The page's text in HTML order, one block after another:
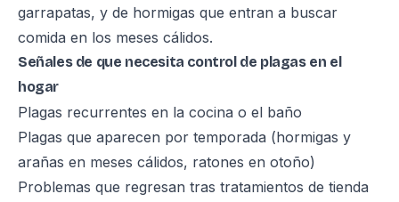
garrapatas, y de hormigas que entran a buscar
comida en los meses cálidos.
Señales de que necesita control de plagas en el
hogar
Plagas recurrentes en la cocina o el baño
Plagas que aparecen por temporada (hormigas y
arañas en meses cálidos, ratones en otoño)
Problemas que regresan tras tratamientos de tienda